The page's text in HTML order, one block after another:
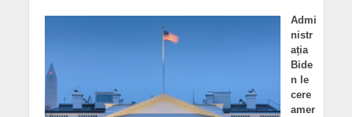
Admi
nistr
ația
Bide
n le
cere
amer